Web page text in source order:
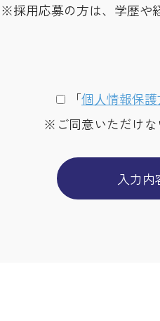
※採用応募の方は、学歴や
「個⼈情報保
※ご同意いただけな